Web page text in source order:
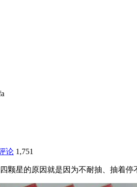
论 1,751
颗星的原因就是因为不耐抽、抽着